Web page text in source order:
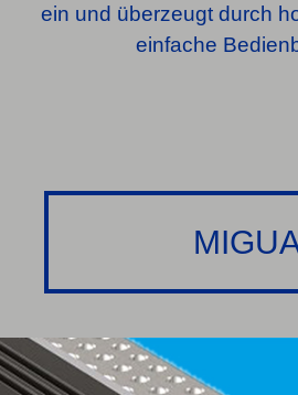
ein und überzeugt durch
einfache